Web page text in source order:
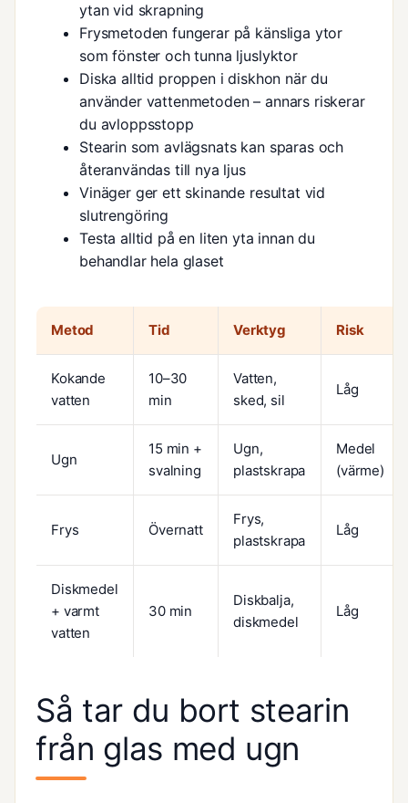
ytan vid skrapning
Frysmetoden fungerar på känsliga ytor
som fönster och tunna ljuslyktor
Diska alltid proppen i diskhon när du
använder vattenmetoden – annars riskerar
du avloppsstopp
Stearin som avlägsnats kan sparas och
återanvändas till nya ljus
Vinäger ger ett skinande resultat vid
slutrengöring
Testa alltid på en liten yta innan du
behandlar hela glaset
Metod Tid Verktyg Risk
Kokande
vatten
10–30
min
Vatten,
sked, sil
Låg
Ugn
15 min +
svalning
Ugn,
plastskrapa
Medel
(värme)
Frys Övernatt
Frys,
plastskrapa
Låg
Diskmedel
+ varmt
vatten
30 min
Diskbalja,
diskmedel
Låg
Så tar du bort stearin
från glas med ugn